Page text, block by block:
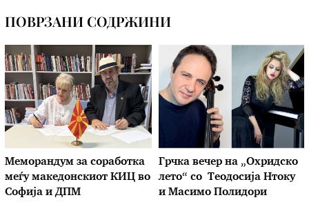
ПОВРЗАНИ СОДРЖИНИ
Меморандум за соработка
меѓу македонскиот КИЦ во
Софија и ДПМ
Грчка вечер на „Охридско
лето“ со Теодосија Нтоку
и Масимо Полидори